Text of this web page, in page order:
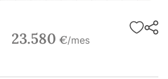
23.580 €/mes